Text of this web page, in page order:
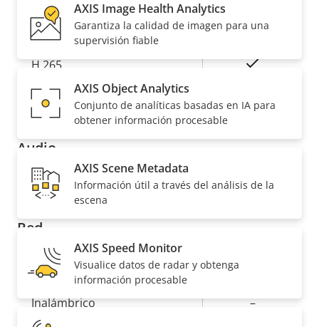
propiedad
propiedad
H.264
High, Main
H.265 Sí
AV1 –
Audio
Descripción
propiedad
Valor de
Compatibilidad de audio Sí
Red
Descripción
propiedad
Valor de
la
Clase de PoE
Inalámbrico –
AXIS Image Health Analytics
Garantiza la calidad de imagen para una
supervisión fiable
AXIS Object Analytics
Conjunto de analíticas basadas en IA para
obtener información procesable
AXIS Scene Metadata
Información útil a través del análisis de la
escena
AXIS Speed Monitor
Visualice datos de radar y obtenga
información procesable